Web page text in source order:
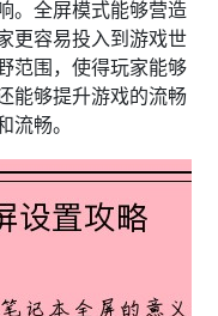
。全屏模式能够营造
更容易投入到游戏世
范围，使得玩家能够
能够提升游戏的流畅
畅。